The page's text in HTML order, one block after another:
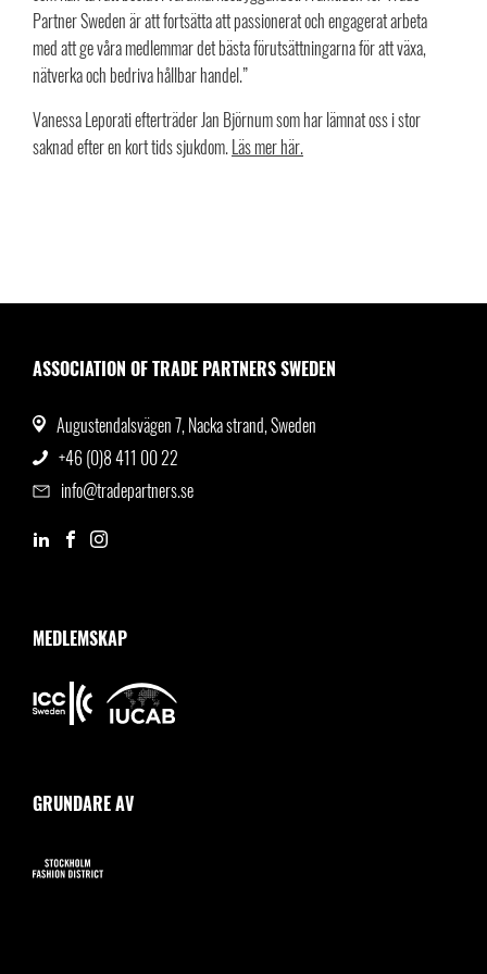
Partner Sweden är att fortsätta att passionerat och engagerat arbeta
med att ge våra medlemmar det bästa förutsättningarna för att växa,
nätverka och bedriva hållbar handel.”
Vanessa Leporati efterträder Jan Björnum som har lämnat oss i stor
saknad efter en kort tids sjukdom.Läs mer här.
ASSOCIATION OF TRADE PARTNERS SWEDEN
Augustendalsvägen 7, Nacka strand, Sweden
+46 (0)8 411 00 22
info@tradepartners.se
MEDLEMSKAP
GRUNDARE AV